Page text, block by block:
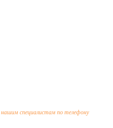
специалистам по телефону